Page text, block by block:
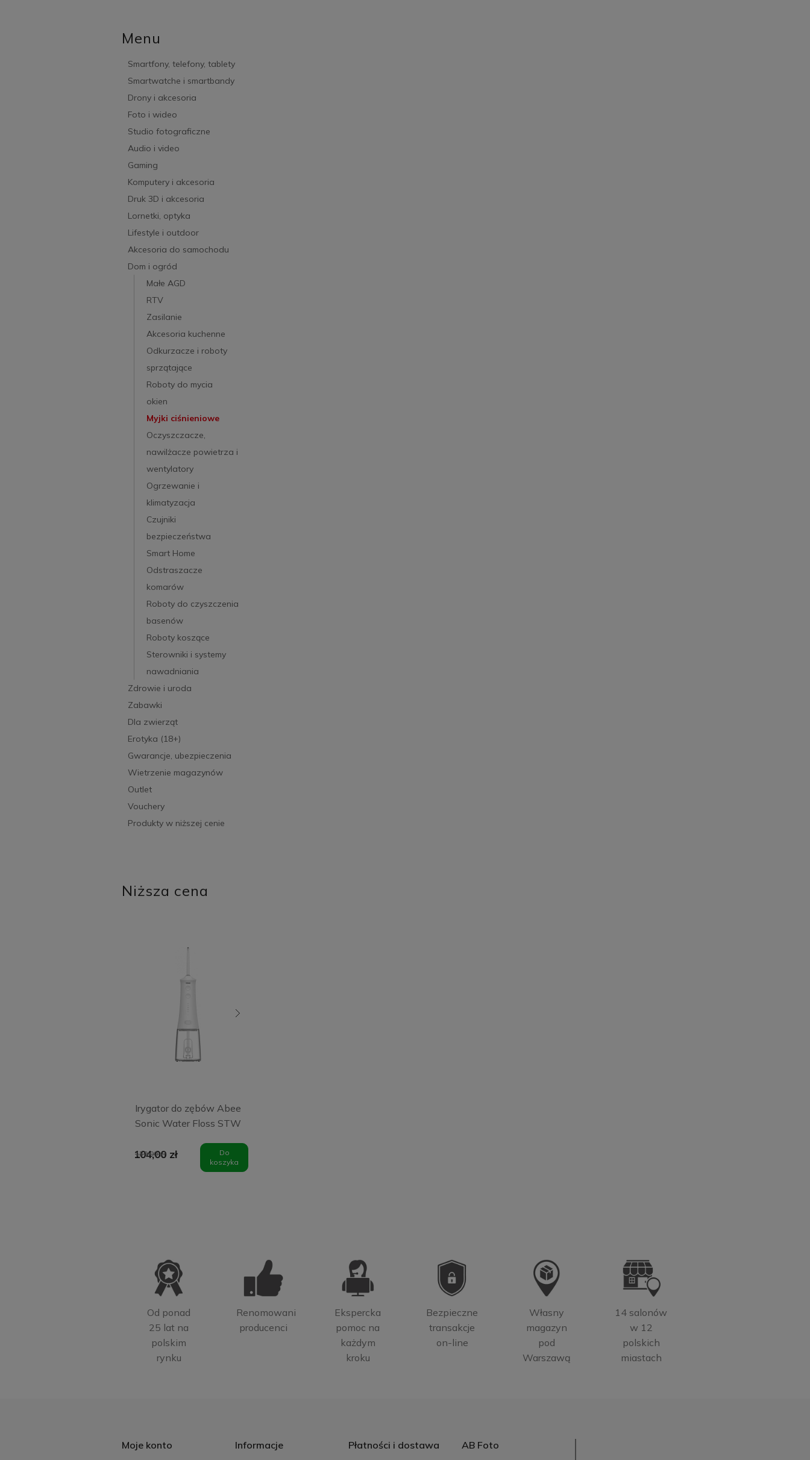
Menu
Smartfony, telefony, tablety
Smartwatche i smartbandy
Drony i akcesoria
Foto i wideo
Studio fotograficzne
Audio i video
Gaming
Komputery i akcesoria
Druk 3D i akcesoria
Lornetki, optyka
Lifestyle i outdoor
Akcesoria do samochodu
Dom i ogród
Małe AGD
RTV
Zasilanie
Akcesoria kuchenne
Odkurzacze i roboty
sprzątające
Roboty do mycia
okien
Myjki ciśnieniowe
Oczyszczacze,
nawilżacze powietrza i
wentylatory
Ogrzewanie i
klimatyzacja
Czujniki
bezpieczeństwa
Smart Home
Odstraszacze
komarów
Roboty do czyszczenia
basenów
Roboty koszące
Sterowniki i systemy
nawadniania
Zdrowie i uroda
Zabawki
Dla zwierząt
Erotyka (18+)
Gwarancje, ubezpieczenia
Wietrzenie magazynów
Outlet
Vouchery
Produkty w niższej cenie
Niższa cena
Irygator do zębów Abee
Sonic Water Floss STW
104,00 zł
139,00 zł
Do
koszyka
Od ponad
25 lat na
polskim
rynku
Renomowani
producenci
Ekspercka
pomoc na
każdym
kroku
Bezpieczne
transakcje
on-line
Własny
magazyn
pod
Warszawą
14 salonów
w 12
polskich
miastach
Moje konto Informacje Płatności i dostawa AB Foto